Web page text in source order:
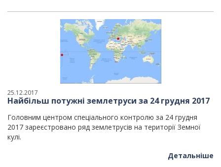
25.12.2017
Найбільш потужні землетруси за 24 грудня 2017
Головним центром спеціального контролю за 24 грудня
2017 зареєстровано ряд землетрусів на території Земної
кулі.
Детальніше